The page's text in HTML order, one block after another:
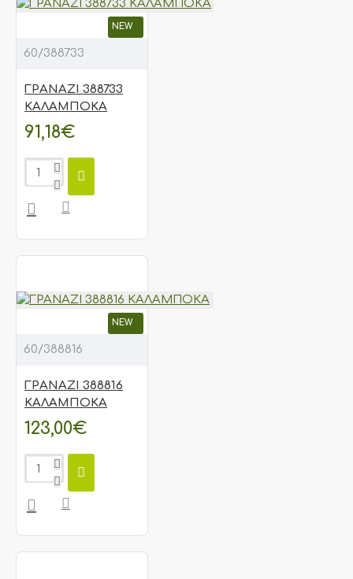
NEW
60/388733
ΓΡΑΝΑΖΙ 388733
ΚΑΛΑΜΠΟΚΑ
91,18€
NEW
60/388816
ΓΡΑΝΑΖΙ 388816
ΚΑΛΑΜΠΟΚΑ
123,00€